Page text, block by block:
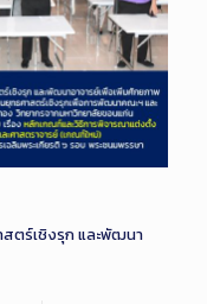
สตร์เชิงรุก และพัฒนา